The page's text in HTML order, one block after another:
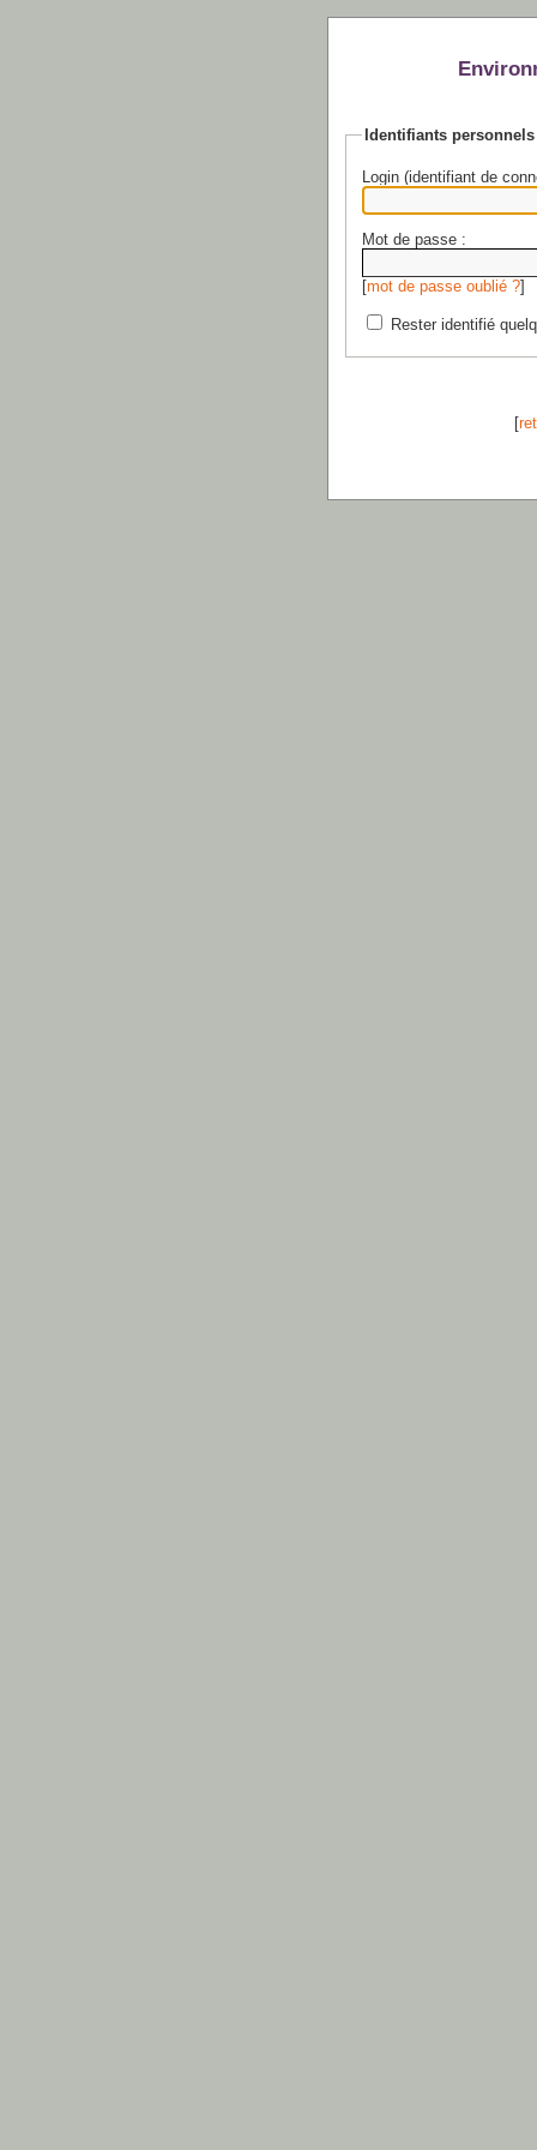
Identifiants personnels
Login (identifiant de
Mot de passe :
[mot de passe oublié ?]
Rester identifié
[